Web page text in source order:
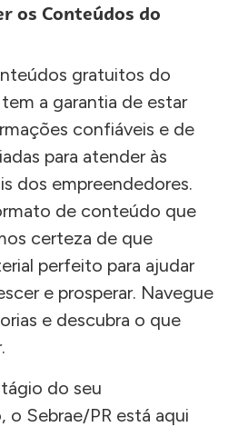
os Conteúdos do
gratuitos do
a garantia de estar
confiáveis e de
para atender às
dos empreendedores.
de conteúdo que
certeza de que
perfeito para ajudar
e prosperar. Navegue
e descubra o que
do seu
o Sebrae/PR está aqui